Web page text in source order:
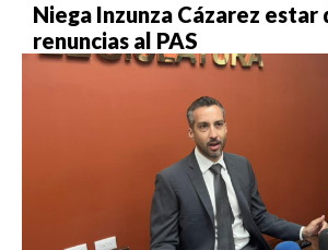
Niega Inzunza Cázarez estar
renuncias al PAS